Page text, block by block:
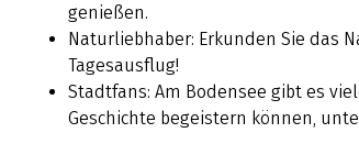
genießen.
Naturliebhaber: Erkunden Sie das
Tagesausflug!
Stadtfans: Am Bodensee gibt es
Geschichte begeistern können,